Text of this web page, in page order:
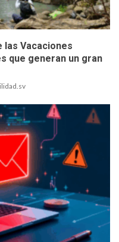
las Vacaciones
que generan un gran